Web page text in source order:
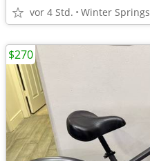
vor 4 Std. Winter Springs
$270